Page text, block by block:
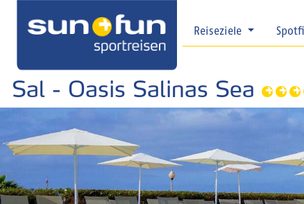
Reiseziele
Sal - Oasis Salinas Sea